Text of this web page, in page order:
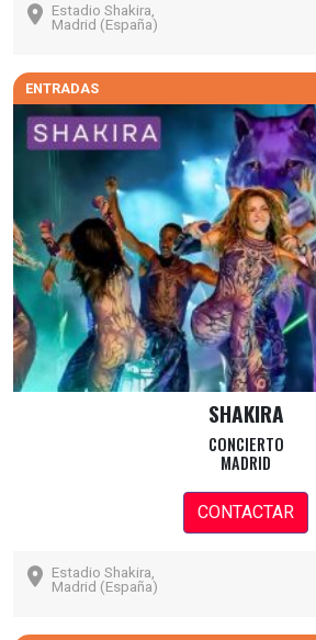
Estadio Shakira,
Madrid (España)
ENTRADAS
SHAKIRA
CONCIERTO
MADRID
CONTACTAR
Estadio Shakira,
Madrid (España)